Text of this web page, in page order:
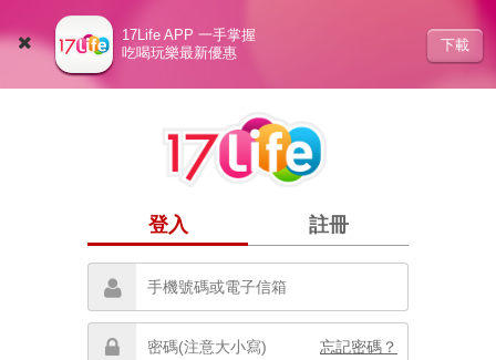
17Life APP 一手掌握
吃喝玩樂最新優惠
下載
登入 註冊
忘記密碼？